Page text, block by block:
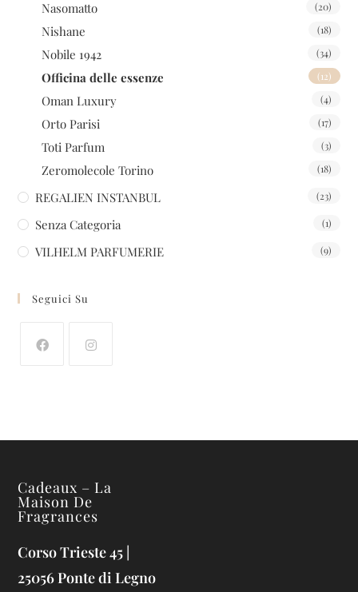
Nasomatto (20)
Nishane (18)
Nobile 1942 (34)
Officina delle essenze (12)
Oman Luxury (4)
Orto Parisi (17)
Toti Parfum (3)
Zeromolecole Torino (18)
REGALIEN INSTANBUL (23)
Senza Categoria (1)
VILHELM PARFUMERIE (9)
Seguici Su
Cadeaux – La
Maison De
Fragrances
Corso Trieste 45 |
25056 Ponte di Legno